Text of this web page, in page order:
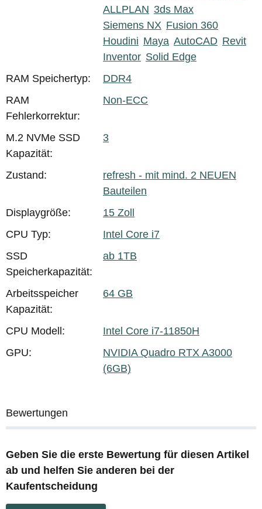
ALLPLAN 3ds Max
Siemens NX Fusion 360
Houdini Maya AutoCAD Revit
Inventor Solid Edge
RAM Speichertyp:
DDR4
RAM
Fehlerkorrektur:
Non-ECC
M.2 NVMe SSD
Kapazität:
3
Zustand:
refresh - mit mind. 2 NEUEN
Bauteilen
Displaygröße:
15 Zoll
CPU Typ:
Intel Core i7
SSD
Speicherkapazität:
ab 1TB
Arbeitsspeicher
Kapazität:
64 GB
CPU Modell:
Intel Core i7-11850H
GPU:
NVIDIA Quadro RTX A3000
(6GB)
Bewertungen
Geben Sie die erste Bewertung für diesen Artikel
ab und helfen Sie anderen bei der
Kaufentscheidung